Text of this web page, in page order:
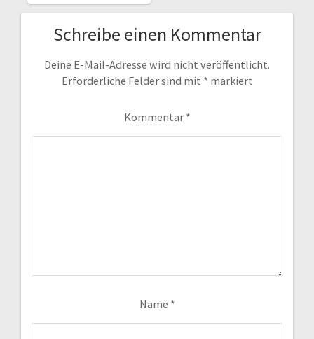
Schreibe einen Kommentar
Deine E-Mail-Adresse wird nicht veröffentlicht.
Erforderliche Felder sind mit * markiert
Kommentar *
Name *